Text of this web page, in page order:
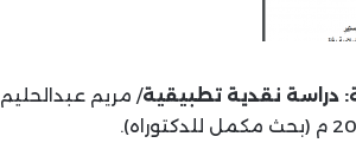
دراسة نقدية تطبيقية/ مريم عبدالحليم